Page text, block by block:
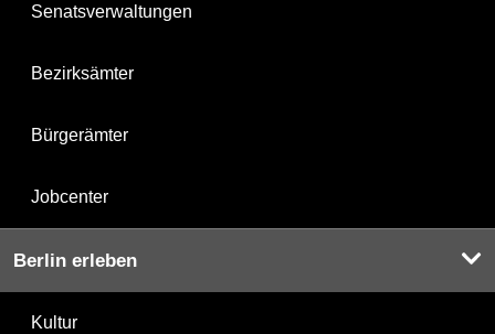
Senatsverwaltungen
Bezirksämter
Bürgerämter
Jobcenter
Berlin erleben
Kultur